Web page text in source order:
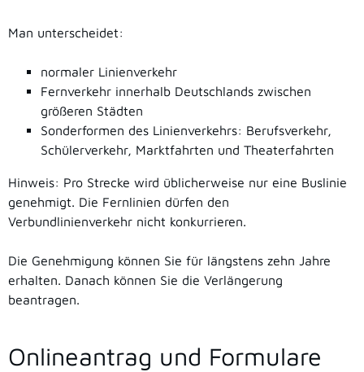
Man unterscheidet:
normaler Linienverkehr
Fernverkehr innerhalb Deutschlands zwischen
größeren Städten
Sonderformen des Linienverkehrs: Berufsverkehr,
Schülerverkehr, Marktfahrten und Theaterfahrten
Hinweis: Pro Strecke wird üblicherweise nur eine Buslinie
genehmigt. Die Fernlinien dürfen den
Verbundlinienverkehr nicht konkurrieren.
Die Genehmigung können Sie für längstens zehn Jahre
erhalten. Danach können Sie die Verlängerung
beantragen.
Onlineantrag und Formulare